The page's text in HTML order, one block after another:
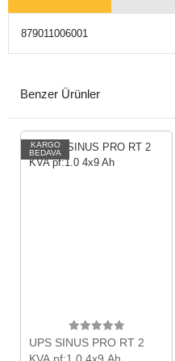
879011006001
Benzer Ürünler
KARGO
BEDAVA
UPS SINUS PRO RT 2
KVA pf:1.0 4x9 Ah